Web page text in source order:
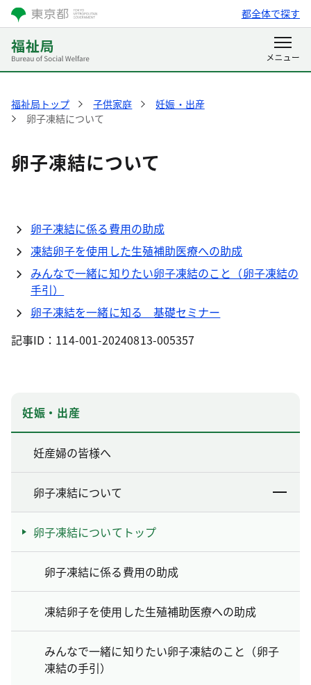
都全体で探す
福祉局トップ 子供家庭
妊娠・出産
卵子凍結について
卵子凍結について
卵子凍結に係る費用の助成
凍結卵子を使用した生殖補助医療への助成
みんなで一緒に知りたい卵子凍結のこと（卵子凍結の
手引）
卵子凍結を一緒に知る 基礎セミナー
記事ID：114-001-20240813-005357
妊娠・出産
妊産婦の皆様へ
卵子凍結について
卵子凍結についてトップ
卵子凍結に係る費用の助成
凍結卵子を使用した生殖補助医療への助成
みんなで一緒に知りたい卵子凍結のこと（卵子
凍結の手引）